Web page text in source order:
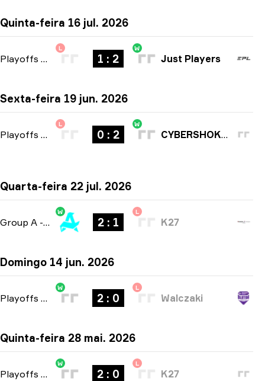
Quinta-feira 16 jul. 2026
Playoffs
L
1 : 2
W
Just Players
Sexta-feira 19 jun. 2026
Playoffs
L
0 : 2
W
CYBERSHOKE Esports
Quarta-feira 22 jul. 2026
Group A - bo3
W
2 : 1
L
K27
Domingo 14 jun. 2026
Playoffs bo3
W
2 : 0
L
Walczaki
Quinta-feira 28 mai. 2026
Playoffs bo3
W
2 : 0
L
K27